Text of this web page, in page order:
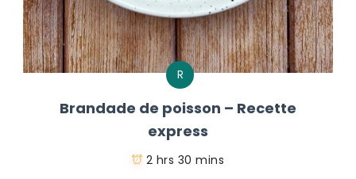
R
Brandade de poisson – Recette
express
2 hrs 30 mins